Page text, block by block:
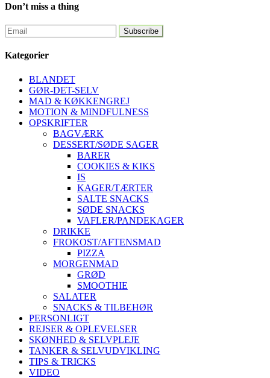
Don’t miss a thing
Kategorier
BLANDET
GØR-DET-SELV
MAD & KØKKENGREJ
MOTION & MINDFULNESS
OPSKRIFTER
BAGVÆRK
DESSERT/SØDE SAGER
BARER
COOKIES & KIKS
IS
KAGER/TÆRTER
SALTE SNACKS
SØDE SNACKS
VAFLER/PANDEKAGER
DRIKKE
FROKOST/AFTENSMAD
PIZZA
MORGENMAD
GRØD
SMOOTHIE
SALATER
SNACKS & TILBEHØR
PERSONLIGT
REJSER & OPLEVELSER
SKØNHED & SELVPLEJE
TANKER & SELVUDVIKLING
TIPS & TRICKS
VIDEO